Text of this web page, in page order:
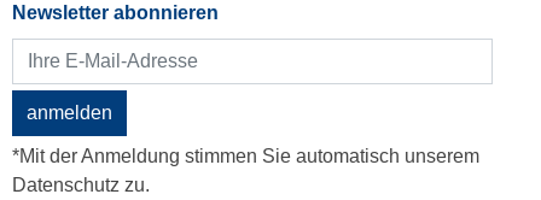
Newsletter abonnieren
anmelden
*Mit der Anmeldung stimmen Sie automatisch unserem
Datenschutz zu.